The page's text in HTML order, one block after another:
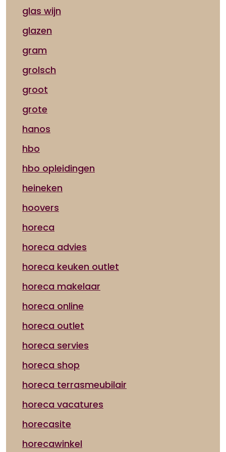
glas wijn
glazen
gram
grolsch
groot
grote
hanos
hbo
hbo opleidingen
heineken
hoovers
horeca
horeca advies
horeca keuken outlet
horeca makelaar
horeca online
horeca outlet
horeca servies
horeca shop
horeca terrasmeubilair
horeca vacatures
horecasite
horecawinkel